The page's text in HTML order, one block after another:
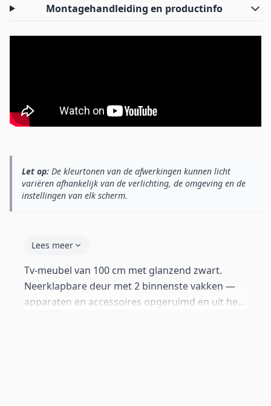
Montagehandleiding en productinfo
Let op: De kleurtonen van de afwerkingen kunnen licht
variëren afhankelijk van de verlichting, de omgeving en de
instellingen van elk scherm.
Lees meer
Tv-meubel van 100 cm met glanzend zwart.
Neerklapbare deur met 2 binnenste vakken —
apparaten en accessoires opgeruimd en uit het